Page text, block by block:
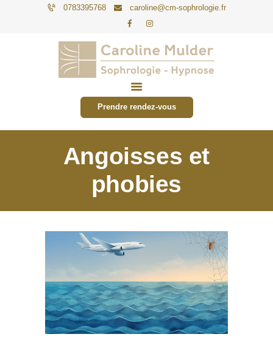
0783395768 caroline@cm-sophrologie.fr
Prendre rendez-vous
Angoisses et
phobies
PARTICULIERS
ENTREPRISES
TARIFS
ACTUALITÉS
CONTACT